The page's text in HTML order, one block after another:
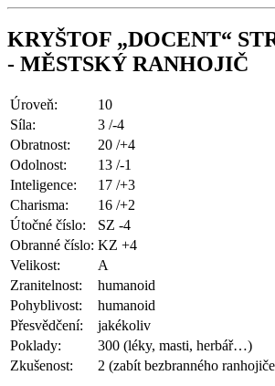
KRYŠTOF „DOCENT“
- MĚSTSKÝ RANHOJIČ
Úroveň:
10
Síla:
3 /-4
Obratnost:
20 /+4
Odolnost:
13 /-1
Inteligence:
17 /+3
Charisma:
16 /+2
Útočné číslo:
SZ -4
Obranné číslo: KZ +4
Velikost:
A
Zranitelnost:
humanoid
Pohyblivost:
humanoid
Přesvědčení:
jakékoliv
Poklady:
300 (léky, masti, herbář…)
Zkušenost:
2 (zabít bezbranného